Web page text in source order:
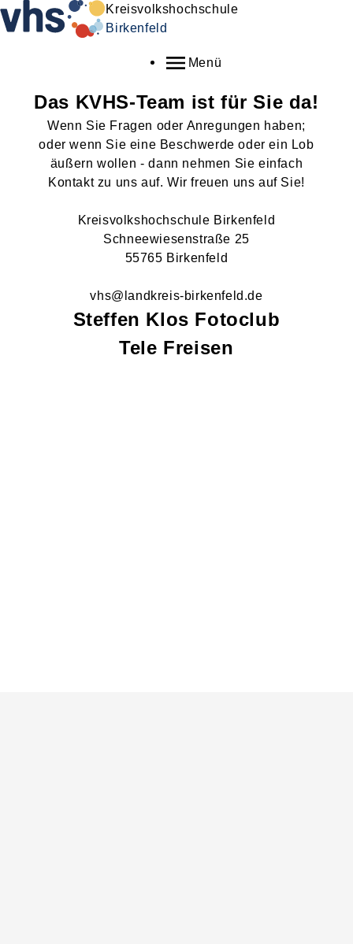
Kreisvolkshochschule
Birkenfeld
Menü
Das KVHS-Team ist für Sie da!
Wenn Sie Fragen oder Anregungen haben;
oder wenn Sie eine Beschwerde oder ein Lob
äußern wollen - dann nehmen Sie einfach
Kontakt zu uns auf. Wir freuen uns auf Sie!
Kreisvolkshochschule Birkenfeld
Schneewiesenstraße 25
55765 Birkenfeld
vhs@landkreis-birkenfeld.de
Steffen Klos Fotoclub
Tele Freisen